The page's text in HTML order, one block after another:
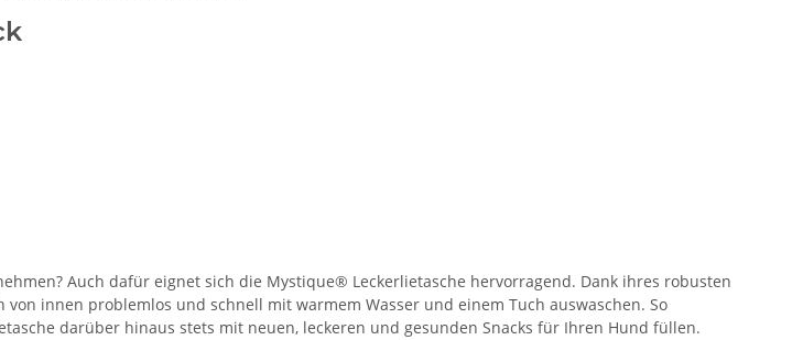
Auch dafür eignet sich die Mystique® Leckerlietasche hervorragend. Dank ihres robusten
innen problemlos und schnell mit warmem Wasser und einem Tuch auswaschen. So
darüber hinaus stets mit neuen, leckeren und gesunden Snacks für Ihren Hund füllen.